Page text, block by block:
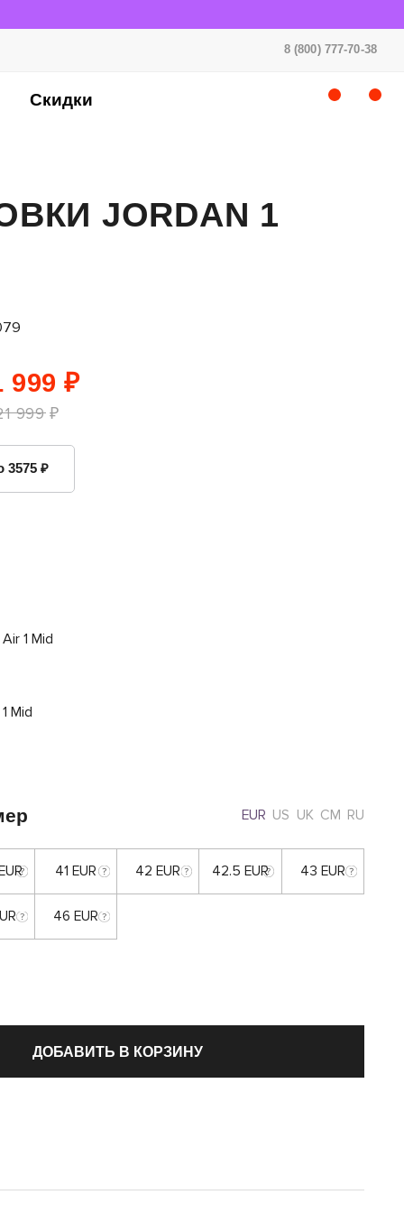
8 (800) 777-70-38
Скидки
JORDAN 1
999 ₽
999 ₽
3575 ₽
EUR US UK CM RU
41 EUR 42 EUR 42.5 EUR 43 EUR
46 EUR
ДОБАВИТЬ В КОРЗИНУ